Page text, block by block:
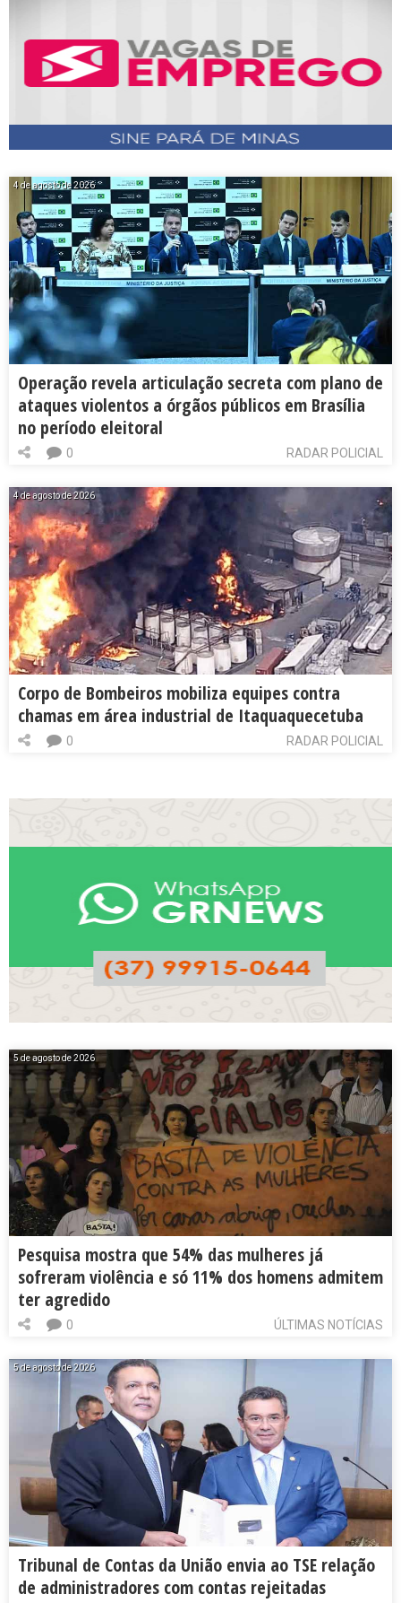
4 de agosto de 2026
Operação revela articulação secreta com plano de
ataques violentos a órgãos públicos em Brasília
no período eleitoral
RADAR POLICIAL
0
4 de agosto de 2026
Corpo de Bombeiros mobiliza equipes contra
chamas em área industrial de Itaquaquecetuba
RADAR POLICIAL
0
5 de agosto de 2026
Pesquisa mostra que 54% das mulheres já
sofreram violência e só 11% dos homens admitem
ter agredido
ÚLTIMAS NOTÍCIAS
0
5 de agosto de 2026
Tribunal de Contas da União envia ao TSE relação
de administradores com contas rejeitadas